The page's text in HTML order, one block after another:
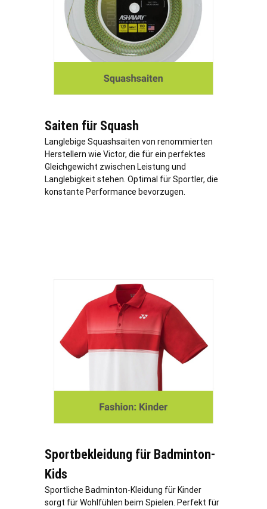
Saiten für Squash
Langlebige Squashsaiten von renommierten
Herstellern wie Victor, die für ein perfektes
Gleichgewicht zwischen Leistung und
Langlebigkeit stehen. Optimal für Sportler, die
konstante Performance bevorzugen.
Sportbekleidung für Badminton-
Kids
Sportliche Badminton-Kleidung für Kinder
sorgt für Wohlfühlen beim Spielen. Perfekt für